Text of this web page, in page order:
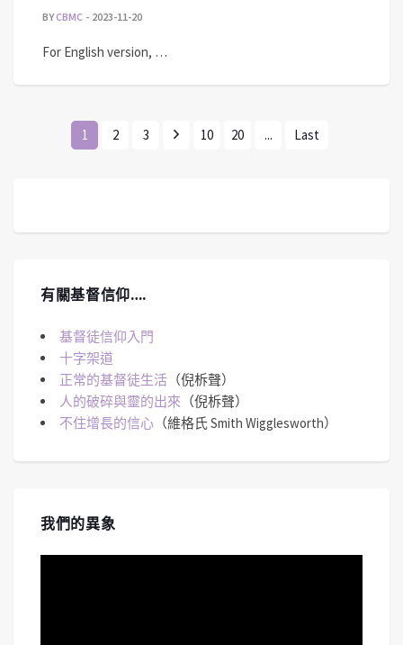
BYCBMC 2023-11-20
For English version, …
1 2 3 10 20 ... Last
有關基督信仰….
基督徒信仰入門
十字架道
正常的基督徒生活 （倪柝聲）
人的破碎與靈的出來 （倪柝聲）
不住增長的信心 （維格氏 Smith Wigglesworth）
我們的異象